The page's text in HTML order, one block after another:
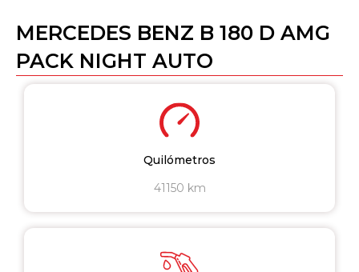
MERCEDES BENZ B 180 D AMG
PACK NIGHT AUTO
Quilómetros
41150 km